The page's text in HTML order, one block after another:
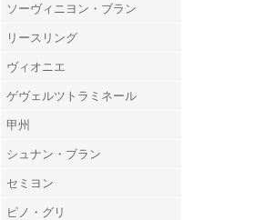
ソーヴィニヨン・ブラン
リースリング
ヴィオニエ
ゲヴェルツトラミネール
甲州
シュナン・ブラン
セミヨン
ピノ・グリ